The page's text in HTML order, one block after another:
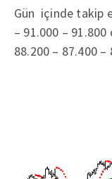
Gün içinde takip
– 91.000 –
88.200 – 87.400 –